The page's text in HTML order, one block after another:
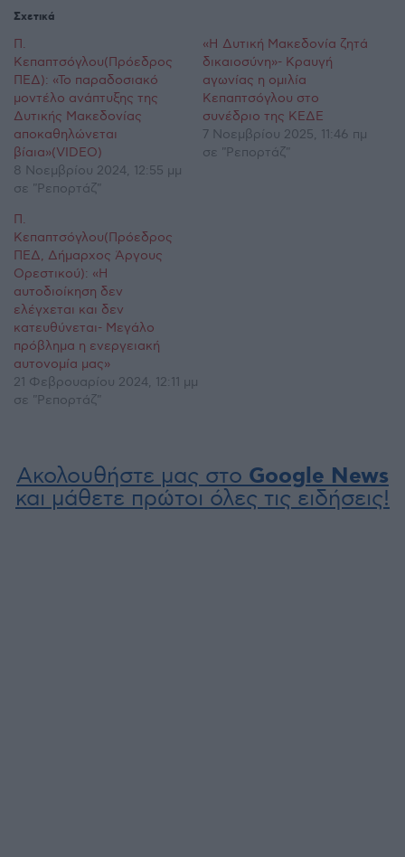
Σχετικά
Π.
Κεπαπτσόγλου(Πρόεδρος
ΠΕΔ): «Το παραδοσιακό
μοντέλο ανάπτυξης της
Δυτικής Μακεδονίας
αποκαθηλώνεται
βίαια»(VIDEO)
8 Νοεμβρίου 2024, 12:55 μμ
σε "Ρεπορτάζ"
«Η Δυτική Μακεδονία ζητά
δικαιοσύνη»- Κραυγή
αγωνίας η ομιλία
Κεπαπτσόγλου στο
συνέδριο της ΚΕΔΕ
7 Νοεμβρίου 2025, 11:46 πμ
σε "Ρεπορτάζ"
Π.
Κεπαπτσόγλου(Πρόεδρος
ΠΕΔ, Δήμαρχος Άργους
Ορεστικού): «Η
αυτοδιοίκηση δεν
ελέγχεται και δεν
κατευθύνεται- Μεγάλο
πρόβλημα η ενεργειακή
αυτονομία μας»
21 Φεβρουαρίου 2024, 12:11 μμ
σε "Ρεπορτάζ"
Ακολουθήστε μας στο Google News
και μάθετε πρώτοι όλες τις ειδήσεις!